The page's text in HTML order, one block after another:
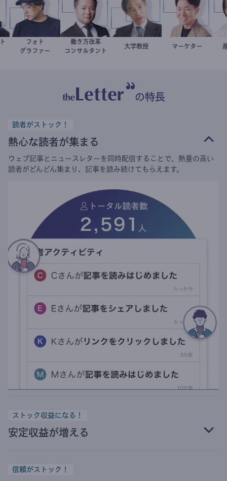
ト
スト
別所隆弘
フォト
グラファー
新田龍
働き方改革
コンサルタント
加藤忠史
大学教授 室谷良平
マーケター
の特長
読者がストック！
熱心な読者が集まる
ウェブ記事とニュースレターを同時配信することで、熱量の高い
読者がどんどん集まり、記事を読み続けてもらえます。
ストック収益になる！
安定収益が増える
信頼がストック！